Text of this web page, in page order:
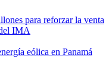
para reforzar la venta
IMA
eólica en Panamá